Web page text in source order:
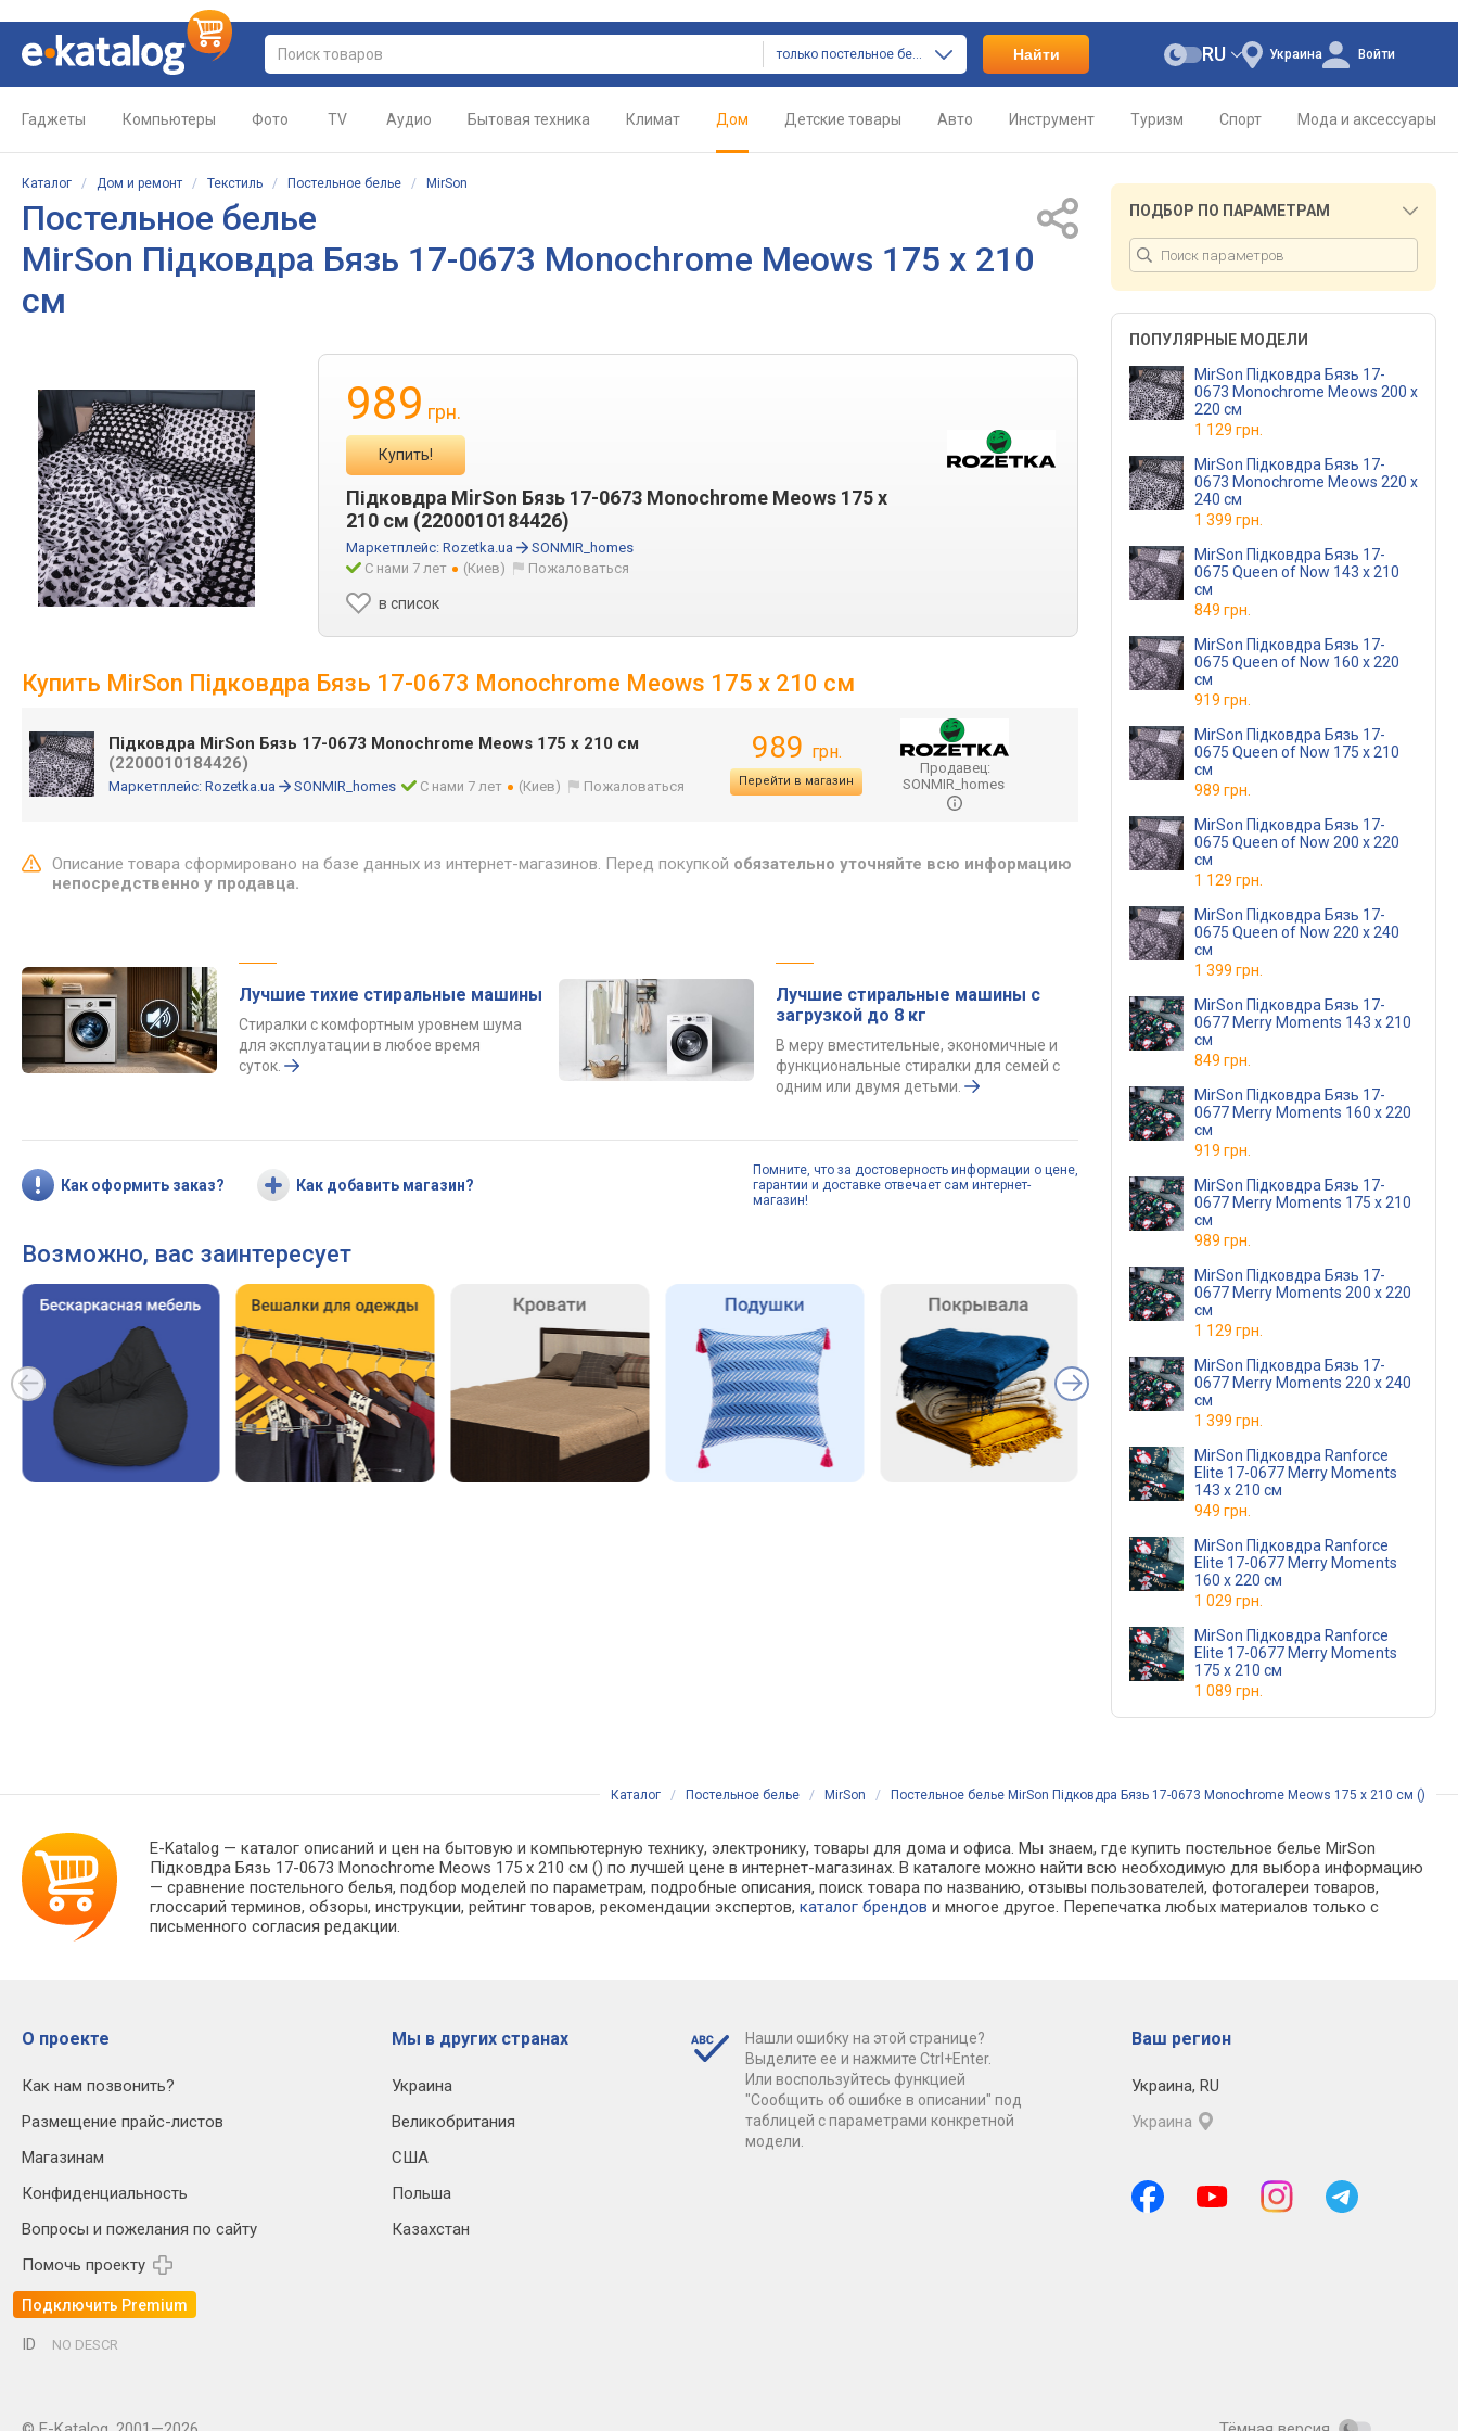
только постельное белье Найти Украина
RU Войти
Гаджеты Компьютеры Фото TV Аудио Бытовая техника Климат Дом Детские товары Авто Инструмент Туризм Спорт Мода и аксессуары
Каталог / Дом и ремонт / Текстиль / Постельное белье / MirSon
Постельное белье
MirSon Підковдра Бязь 17-0673 Monochrome Meows 175 x 210
см
989 грн.
Купить!
Підковдра MirSon Бязь 17-0673 Monochrome Meows 175 x
210 см (2200010184426)
Маркетплейс: Rozetka.ua
SONMIR_homes
С нами 7 лет
(Киев) Пожаловаться
в список
Купить MirSon Підковдра Бязь 17-0673 Monochrome Meows 175 x 210 см
Підковдра MirSon Бязь 17-0673 Monochrome Meows 175 x 210 см
(2200010184426)
Маркетплейс: Rozetka.ua SONMIR_homes С нами 7 лет (Киев) Пожаловаться
989 грн.
Перейти в магазин
Продавец:
SONMIR_homes
Описание товара сформировано на базе данных из интернет-магазинов. Перед покупкой обязательно уточняйте всю информацию
непосредственно у продавца.
Лучшие тихие стиральные машины
Стиралки с комфортным уровнем шума
для эксплуатации в любое время
суток.
Лучшие стиральные машины с
загрузкой до 8 кг
В меру вместительные, экономичные и
функциональные стиралки для семей с
одним или двумя детьми.
Как оформить заказ? Как добавить магазин?
Помните, что за достоверность информации о цене,
гарантии и доставке отвечает сам интернет-
магазин!
Возможно, вас заинтересует
ПОДБОР ПО ПАРАМЕТРАМ
ПОПУЛЯРНЫЕ МОДЕЛИ
MirSon Підковдра Бязь 17-
0673 Monochrome Meows 200 x
220 см
1 129 грн.
MirSon Підковдра Бязь 17-
0673 Monochrome Meows 220 x
240 см
1 399 грн.
MirSon Підковдра Бязь 17-
0675 Queen of Now 143 x 210
см
849 грн.
MirSon Підковдра Бязь 17-
0675 Queen of Now 160 x 220
см
919 грн.
MirSon Підковдра Бязь 17-
0675 Queen of Now 175 x 210
см
989 грн.
MirSon Підковдра Бязь 17-
0675 Queen of Now 200 x 220
см
1 129 грн.
MirSon Підковдра Бязь 17-
0675 Queen of Now 220 x 240
см
1 399 грн.
MirSon Підковдра Бязь 17-
0677 Merry Moments 143 x 210
см
849 грн.
MirSon Підковдра Бязь 17-
0677 Merry Moments 160 x 220
см
919 грн.
MirSon Підковдра Бязь 17-
0677 Merry Moments 175 x 210
см
989 грн.
MirSon Підковдра Бязь 17-
0677 Merry Moments 200 x 220
см
1 129 грн.
MirSon Підковдра Бязь 17-
0677 Merry Moments 220 x 240
см
1 399 грн.
MirSon Підковдра Ranforce
Elite 17-0677 Merry Moments
143 x 210 см
949 грн.
MirSon Підковдра Ranforce
Elite 17-0677 Merry Moments
160 x 220 см
1 029 грн.
MirSon Підковдра Ranforce
Elite 17-0677 Merry Moments
175 x 210 см
1 089 грн.
Каталог / Постельное белье / MirSon / Постельное белье MirSon Підковдра Бязь 17-0673 Monochrome Meows 175 x 210 см ()
E-Katalog — каталог описаний и цен на бытовую и компьютерную технику, электронику, товары для дома и офиса. Мы знаем, где купить постельное белье MirSon
Підковдра Бязь 17-0673 Monochrome Meows 175 x 210 см () по лучшей цене в интернет-магазинах. В каталоге можно найти всю необходимую для выбора информацию
— сравнение постельного белья, подбор моделей по параметрам, подробные описания, поиск товара по названию, отзывы пользователей, фотогалереи товаров,
глоссарий терминов, обзоры, инструкции, рейтинг товаров, рекомендации экспертов,каталог брендов и многое другое. Перепечатка любых материалов только с
письменного согласия редакции.
О проекте
Как нам позвонить?
Размещение прайс-листов
Магазинам
Конфиденциальность
Вопросы и пожелания по сайту
Помочь проекту
Подключить Premium
Мы в других странах
Украина
Великобритания
США
Польша
Казахстан
Нашли ошибку на этой странице?
Выделите ее и нажмите Ctrl+Enter.
Или воспользуйтесь функцией
"Сообщить об ошибке в описании" под
таблицей с параметрами конкретной
модели.
Ваш регион
Украина, RU
Украина
ID NO DESCR